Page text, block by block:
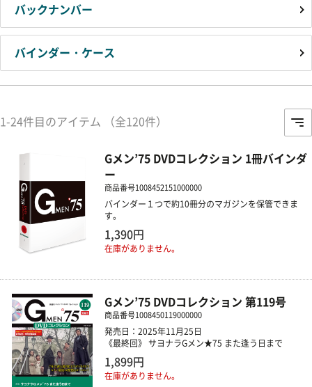
バックナンバー
バインダー・ケース
1-24件目のアイテム （全120件）
Gメン’75 DVDコレクション 1冊バインダ
ー
商品番号1008452151000000
バインダー１つで約10冊分のマガジンを保管できま
す。
1,390円
在庫がありません。
Gメン’75 DVDコレクション 第119号
商品番号1008450119000000
発売日：2025年11月25日
《最終回》 サヨナラGメン★75 また逢う日まで
1,899円
在庫がありません。